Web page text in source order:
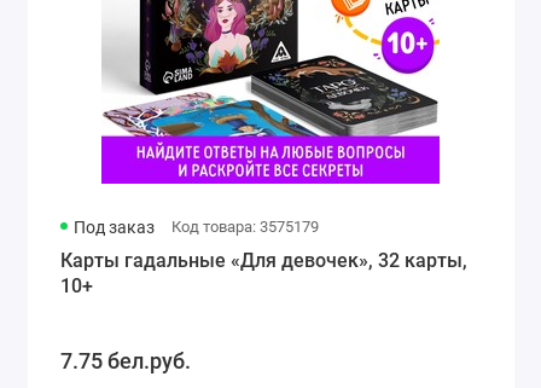
Под заказ Код товара: 3575179
Карты гадальные «Для девочек», 32 карты,
10+
7.75 бел.руб.